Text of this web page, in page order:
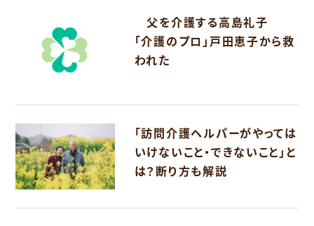
父を介護する高島礼子
「介護のプロ」戸田恵子から救
われた
「訪問介護ヘルパーがやっては
いけないこと・できないこと」と
は？断り方も解説